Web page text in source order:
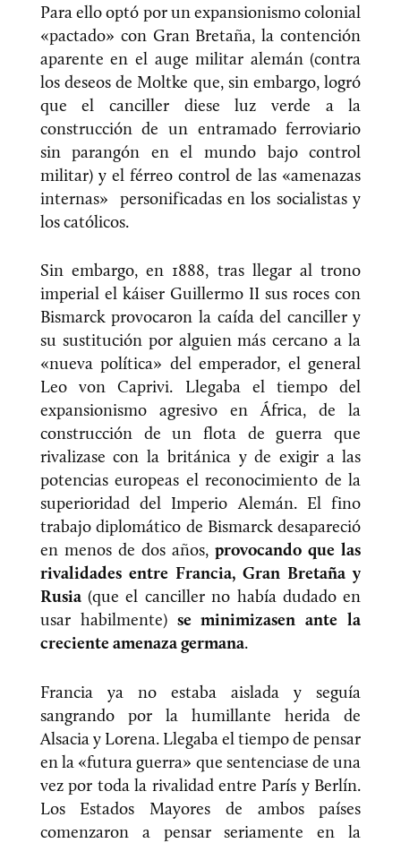
Para ello optó por un expansionismo colonial
«pactado» con Gran Bretaña, la contención
aparente en el auge militar alemán (contra
los deseos de Moltke que, sin embargo, logró
que el canciller diese luz verde a la
construcción de un entramado ferroviario
sin parangón en el mundo bajo control
militar) y el férreo control de las «amenazas
internas» personificadas en los socialistas y
los católicos.
Sin embargo, en 1888, tras llegar al trono
imperial el káiser Guillermo II sus roces con
Bismarck provocaron la caída del canciller y
su sustitución por alguien más cercano a la
«nueva política» del emperador, el general
Leo von Caprivi. Llegaba el tiempo del
expansionismo agresivo en África, de la
construcción de un flota de guerra que
rivalizase con la británica y de exigir a las
potencias europeas el reconocimiento de la
superioridad del Imperio Alemán. El fino
trabajo diplomático de Bismarck desapareció
en menos de dos años,provocando que las
rivalidades entre Francia, Gran Bretaña y
Rusia(que el canciller no había dudado en
usar habilmente) se minimizasen ante la
creciente amenaza germana.
Francia ya no estaba aislada y seguía
sangrando por la humillante herida de
Alsacia y Lorena. Llegaba el tiempo de pensar
en la «futura guerra» que sentenciase de una
vez por toda la rivalidad entre París y Berlín.
Los Estados Mayores de ambos países
comenzaron a pensar seriamente en la